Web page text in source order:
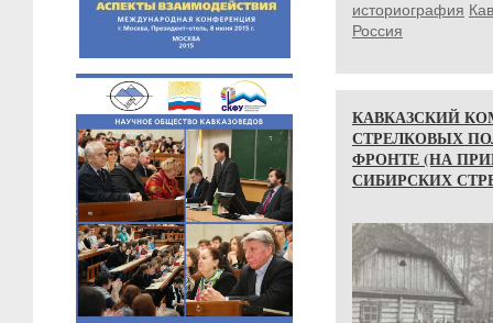
историография
Россия
КАВКАЗСКИЙ
СТРЕЛКОВЫХ
ФРОНТЕ (НА
СИБИРСКИХ